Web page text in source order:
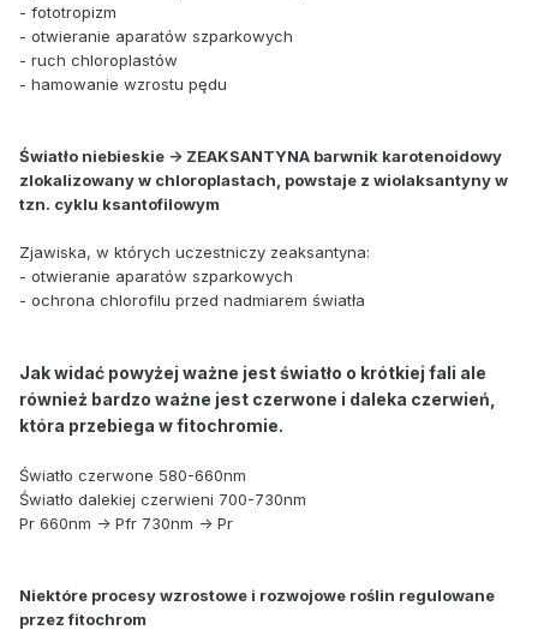
- fototropizm
- otwieranie aparatów szparkowych
- ruch chloroplastów
- hamowanie wzrostu pędu
Światło niebieskie -> ZEAKSANTYNA barwnik karotenoidowy
zlokalizowany w chloroplastach, powstaje z wiolaksantyny w
tzn. cyklu ksantofilowym
Zjawiska, w których uczestniczy zeaksantyna:
- otwieranie aparatów szparkowych
- ochrona chlorofilu przed nadmiarem światła
Jak widać powyżej ważne jest światło o krótkiej fali ale
również bardzo ważne jest czerwone i daleka czerwień,
która przebiega w fitochromie.
Światło czerwone 580-660nm
Światło dalekiej czerwieni 700-730nm
Pr 660nm -> Pfr 730nm -> Pr
Niektóre procesy wzrostowe i rozwojowe roślin regulowane
przez fitochrom